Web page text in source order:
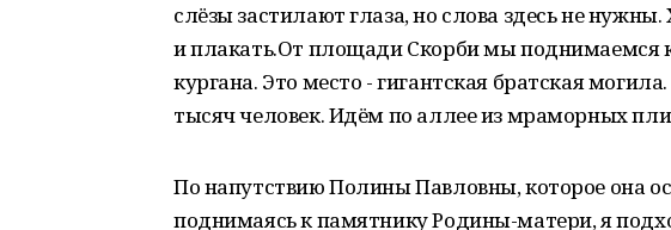
слёзы застилают глаза, но слова здесь не
и плакать.От площади Скорби мы поднимаемся
кургана. Это место - гигантская братская
тысяч человек. Идём по аллее из мраморных
По напутствию Полины Павловны, которое она
поднимаясь к памятнику Родины-матери, я